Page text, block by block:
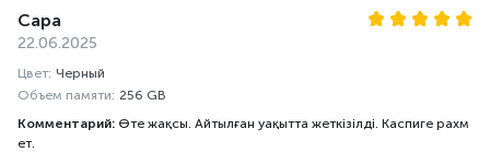
Сара
22.06.2025
Цвет: Черный
Объем памяти: 256 GB
Комментарий: Өте жақсы. Айтылған уақытта жеткізілді. Каспиге рахм
ет.